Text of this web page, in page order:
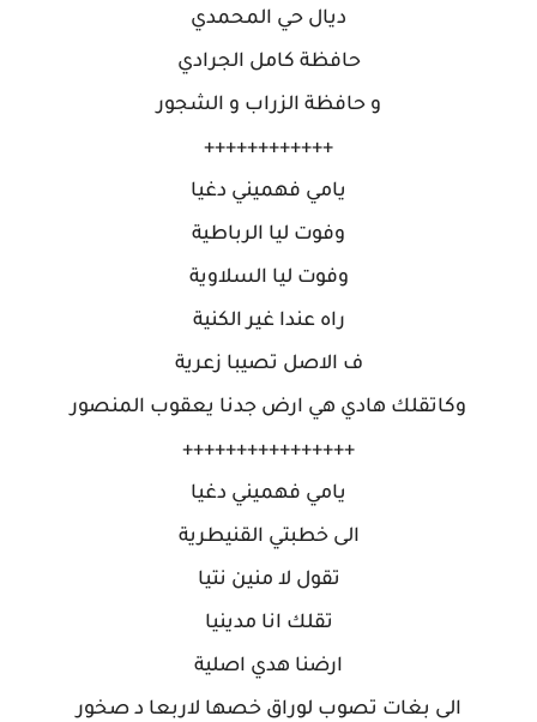
ديال حي المحمدي
حافظة كامل الجرادي
و حافظة الزراب و الشجور
++++++++++++
يامي فهميني دغيا
وفوت ليا الرباطية
وفوت ليا السلاوية
راه عندا غير الكنية
ف الاصل تصيبا زعرية
وكاتقلك هادي هي ارض جدنا يعقوب المنصور
++++++++++++++++
يامي فهميني دغيا
الى خطبتي القنيطرية
تقول لا منين نتيا
تقلك انا مدينيا
ارضنا هدي اصلية
الى بغات تصوب لوراق خصها لاربعا د صخور